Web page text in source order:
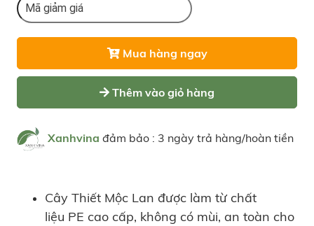
Mua hàng ngay
Thêm vào giỏ hàng
Xanhvina đảm bảo : 3 ngày trả hàng/hoàn tiền
Cây Thiết Mộc Lan được làm từ chất
liệu PE cao cấp, không có mùi, an toàn cho